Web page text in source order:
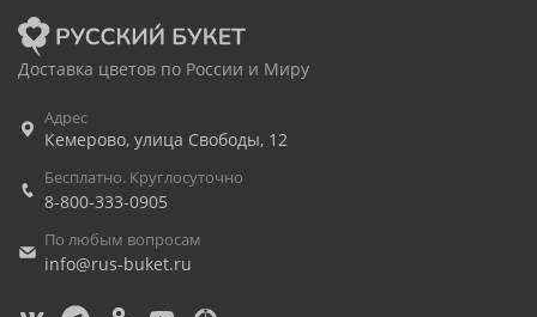
Доставка цветов по России и Миру
Адрес
Кемерово, улица Свободы, 12
Бесплатно. Круглосуточно
8-800-333-0905
По любым вопросам
info@rus-buket.ru